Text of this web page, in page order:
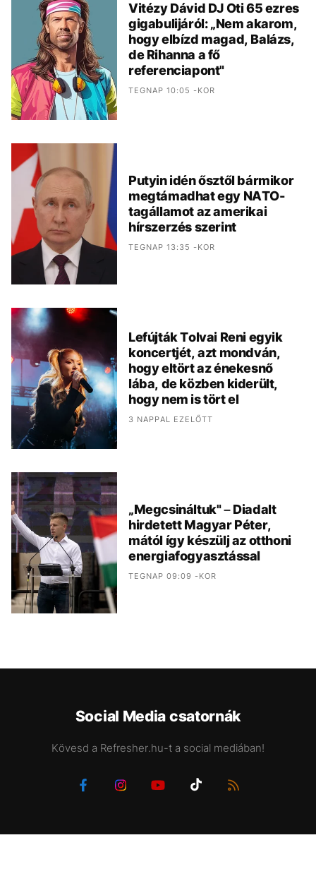
Vitézy Dávid DJ Oti 65 ezres
gigabulijáról: „Nem akarom,
hogy elbízd magad, Balázs,
de Rihanna a fő
referenciapont"
TEGNAP 10:05 -KOR
Putyin idén ősztől bármikor
megtámadhat egy NATO-
tagállamot az amerikai
hírszerzés szerint
TEGNAP 13:35 -KOR
Lefújták Tolvai Reni egyik
koncertjét, azt mondván,
hogy eltört az énekesnő
lába, de közben kiderült,
hogy nem is tört el
3 NAPPAL EZELŐTT
„Megcsináltuk" – Diadalt
hirdetett Magyar Péter,
mától így készülj az otthoni
energiafogyasztással
TEGNAP 09:09 -KOR
Social Media csatornák
Kövesd a Refresher.hu-t a social mediában!